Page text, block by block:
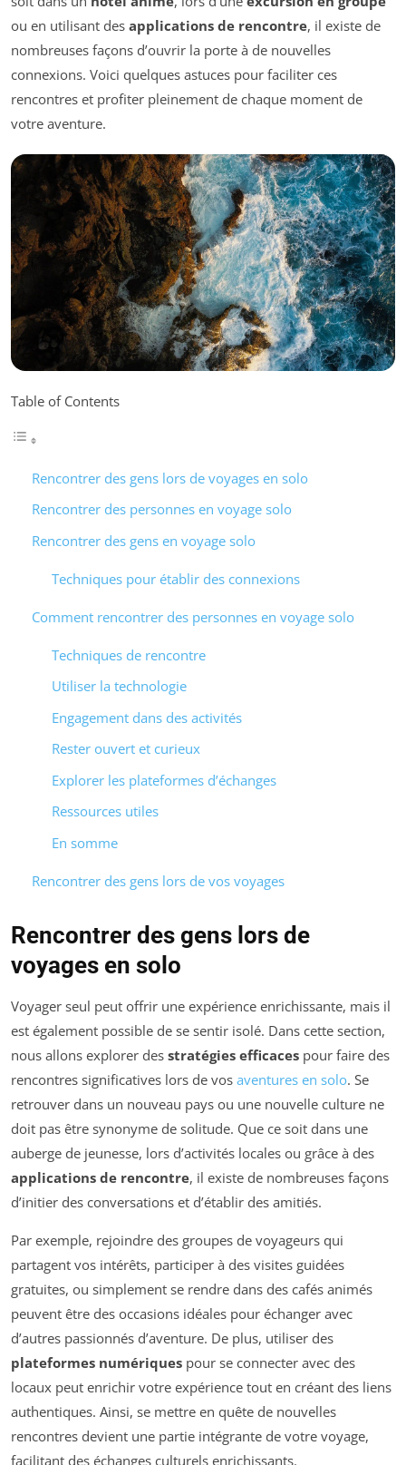
ou en utilisant des applications de rencontre, il existe de
nombreuses façons d’ouvrir la porte à de nouvelles
connexions. Voici quelques astuces pour faciliter ces
rencontres et profiter pleinement de chaque moment de
votre aventure.
Table of Contents
Rencontrer des gens lors de voyages en solo
Rencontrer des personnes en voyage solo
Rencontrer des gens en voyage solo
Techniques pour établir des connexions
Comment rencontrer des personnes en voyage solo
Techniques de rencontre
Utiliser la technologie
Engagement dans des activités
Rester ouvert et curieux
Explorer les plateformes d’échanges
Ressources utiles
En somme
Rencontrer des gens lors de vos voyages
Rencontrer des gens lors de
voyages en solo
Voyager seul peut offrir une expérience enrichissante, mais il
est également possible de se sentir isolé. Dans cette section,
nous allons explorer des stratégies efficaces pour faire des
rencontres significatives lors de vos aventures en solo. Se
retrouver dans un nouveau pays ou une nouvelle culture ne
doit pas être synonyme de solitude. Que ce soit dans une
auberge de jeunesse, lors d’activités locales ou grâce à des
applications de rencontre, il existe de nombreuses façons
d’initier des conversations et d’établir des amitiés.
Par exemple, rejoindre des groupes de voyageurs qui
partagent vos intérêts, participer à des visites guidées
gratuites, ou simplement se rendre dans des cafés animés
peuvent être des occasions idéales pour échanger avec
d’autres passionnés d’aventure. De plus, utiliser des
plateformes numériques pour se connecter avec des
locaux peut enrichir votre expérience tout en créant des liens
authentiques. Ainsi, se mettre en quête de nouvelles
rencontres devient une partie intégrante de votre voyage,
facilitant des échanges culturels enrichissants.